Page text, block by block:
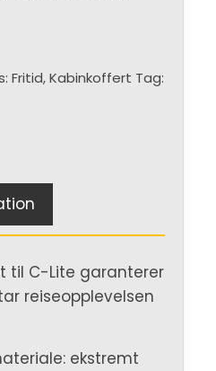
Fritid,Kabinkoffert Tag:
til C-Lite garanterer
reiseopplevelsen
ekstremt